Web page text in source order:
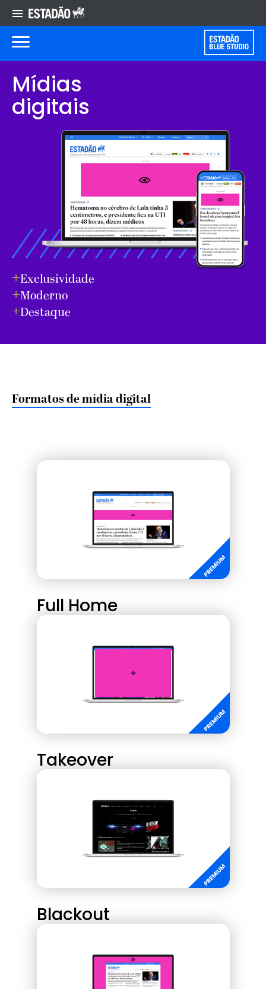
Mídias
digitais
+Exclusividade
+Moderno
+Destaque
Formatos de mídia digital
Full Home
Takeover
Blackout